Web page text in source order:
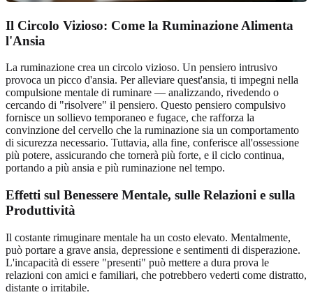
Il Circolo Vizioso: Come la Ruminazione Alimenta
l'Ansia
La ruminazione crea un circolo vizioso. Un pensiero intrusivo
provoca un picco d'ansia. Per alleviare quest'ansia, ti impegni nella
compulsione mentale di ruminare — analizzando, rivedendo o
cercando di "risolvere" il pensiero. Questo pensiero compulsivo
fornisce un sollievo temporaneo e fugace, che rafforza la
convinzione del cervello che la ruminazione sia un comportamento
di sicurezza necessario. Tuttavia, alla fine, conferisce all'ossessione
più potere, assicurando che tornerà più forte, e il ciclo continua,
portando a più ansia e più ruminazione nel tempo.
Effetti sul Benessere Mentale, sulle Relazioni e sulla
Produttività
Il costante rimuginare mentale ha un costo elevato. Mentalmente,
può portare a grave ansia, depressione e sentimenti di disperazione.
L'incapacità di essere "presenti" può mettere a dura prova le
relazioni con amici e familiari, che potrebbero vederti come distratto,
distante o irritabile.